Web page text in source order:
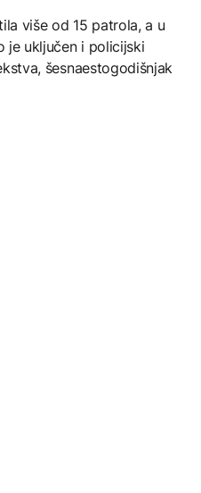
više od 15 patrola, a u
je uključen i policijski
šesnaestogodišnjak